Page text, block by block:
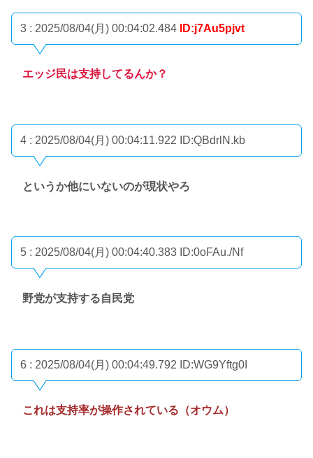
3 : 2025/08/04(月) 00:04:02.484 ID:j7Au5pjvt
エッジ民は支持してるんか？
4 : 2025/08/04(月) 00:04:11.922 ID:QBdrlN.kb
というか他にいないのが現状やろ
5 : 2025/08/04(月) 00:04:40.383 ID:0oFAu./Nf
野党が支持する自民党
6 : 2025/08/04(月) 00:04:49.792 ID:WG9Yftg0I
これは支持率が操作されている（オウム）